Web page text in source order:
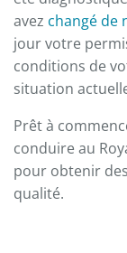
avez changé de
jour votre
conditions de
situation
Prêt à
conduire au
pour obtenir
qualité.